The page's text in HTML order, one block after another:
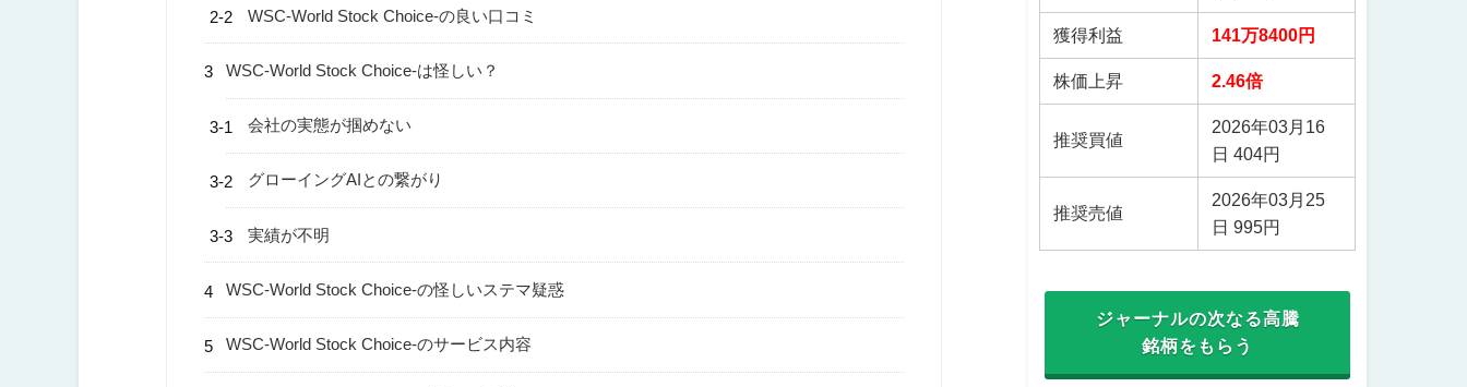
WSC-World Stock Choice-の良い口コミ
WSC-World Stock Choice-は怪しい？
会社の実態が掴めない
グローイングAIとの繋がり
実績が不明
WSC-World Stock Choice-の怪しいステマ疑惑
WSC-World Stock Choice-のサービス内容
獲得利益 141万8400円
株価上昇 2.46倍
推奨買値
2026年03月16
日 404円
推奨売値
2026年03月25
日 995円
ジャーナルの次なる高騰
銘柄をもらう